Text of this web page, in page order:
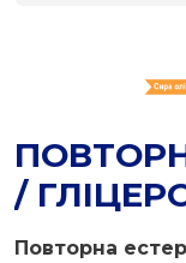
/
Повторна